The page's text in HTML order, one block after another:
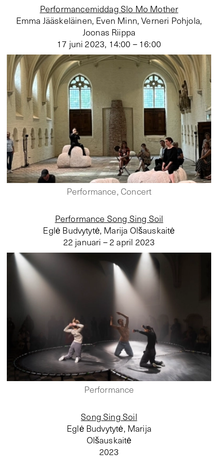
Performancemiddag Slo Mo Mother
Emma Jääskeläinen, Even Minn, Verneri Pohjola,
Joonas Riippa
17 juni 2023, 14:00 – 16:00
Performance, Concert
Performance Song Sing Soil
Eglė Budvytytė, Marija Olšauskaitė
22 januari – 2 april 2023
Performance
Song Sing Soil
Eglė Budvytytė, Marija
Olšauskaitė
2023